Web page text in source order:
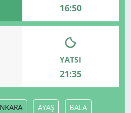
16:50
YATSI
21:35
AYAŞ BALA